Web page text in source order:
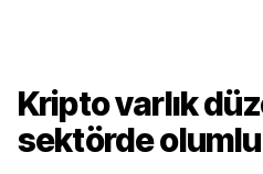
Kripto varlık
sektörde olumlu